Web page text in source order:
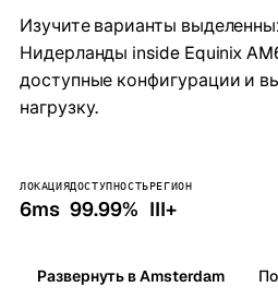
Изучите варианты
Нидерланды inside Equinix
доступные конфигурации и
нагрузку.
ЛОКАЦИЯ
6ms
ДОСТУПНОСТЬ
99.99%
РЕГИОН
III+
Развернуть в Amsterdam